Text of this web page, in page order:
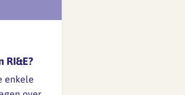
RI&E?
enkele